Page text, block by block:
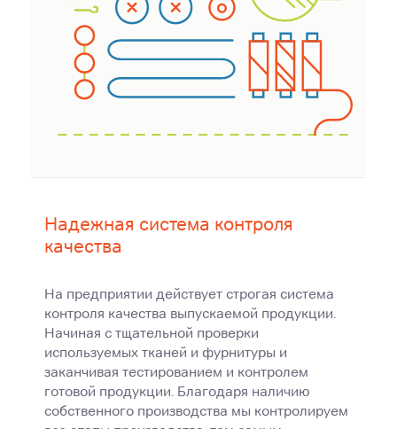
Надежная система контроля
качества
На предприятии действует строгая система
контроля качества выпускаемой продукции.
Начиная с тщательной проверки
используемых тканей и фурнитуры и
заканчивая тестированием и контролем
готовой продукции. Благодаря наличию
собственного производства мы контролируем